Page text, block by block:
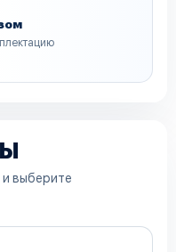
выберите